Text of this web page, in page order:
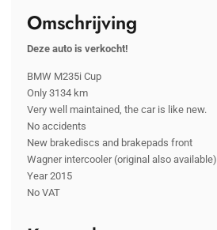
Omschrijving
Deze auto is verkocht!
BMW M235i Cup
Only 3134 km
Very well maintained, the car is like new.
No accidents
New brakediscs and brakepads front
Wagner intercooler (original also available)
Year 2015
No VAT